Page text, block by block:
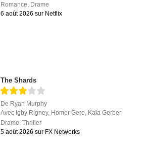
Romance Drame
6 août 2026 sur Netflix
The Shards
De Ryan Murphy
Avec Igby Rigney, Homer Gere, Kaia Gerber
Drame,Thriller
5 août 2026 sur FX Networks